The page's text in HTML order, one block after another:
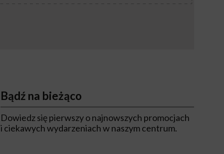
Bądź na bieżąco
Dowiedz się pierwszy o najnowszych promocjach
i ciekawych wydarzeniach w naszym centrum.